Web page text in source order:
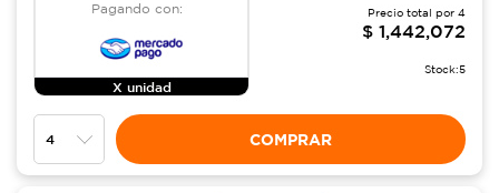
Pagando con:
X unidad
Precio total por 4
$ 1,442,072
Stock:5
COMPRAR